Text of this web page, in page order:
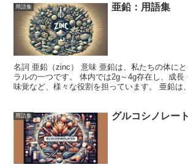
用語集 亜鉛：用語集
名詞 亜鉛（zinc） 意味 亜鉛は、私たちの体に
ラルの一つです。 体内では2g～4g存在し、成長
味覚など、様々な役割を担っています。 亜鉛は
用語集 グルコシノレー